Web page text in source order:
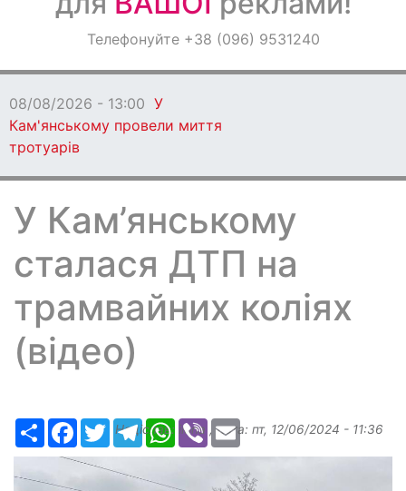
ОголошенняТелефонуйте +38 (096) 9531240
08/08/2026 - 13:00 У
Кам'янському провели миття
тротуарів
У Кам’янському
сталася ДТП на
трамвайних коліях
(відео)
РесурсFacebook
TwitterTelegramWhatsApp
ViberEmail
Надіслав: ilona , дата: пт, 12/06/2024 - 11:36